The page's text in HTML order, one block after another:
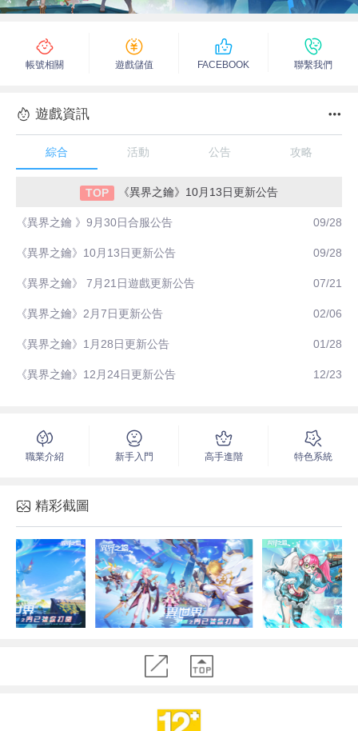
帳號相關 遊戲儲值 FACEBOOK 聯繫我們
遊戲資訊
綜合 活動 公告 攻略
《異界之鑰》10月13日更新公告
《異界之鑰 》9月30日合服公告 09/28
《異界之鑰》10月13日更新公告 09/28
《異界之鑰》 7月21日遊戲更新公告 07/21
《異界之鑰》2月7日更新公告 02/06
《異界之鑰》1月28日更新公告 01/28
《異界之鑰》12月24日更新公告 12/23
職業介紹 新手入門 高手進階 特色系統
精彩截圖